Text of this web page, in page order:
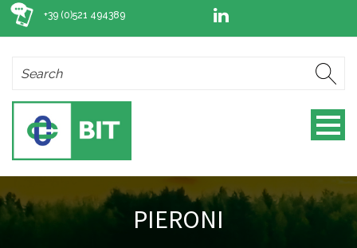
+39 (0)521 494389
PIERONI